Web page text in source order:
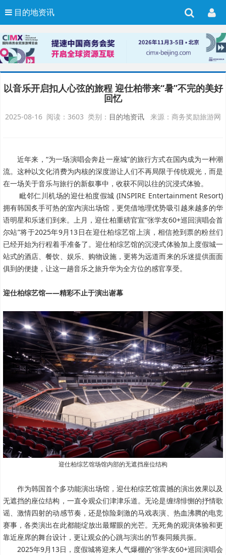
目的地资讯
以音乐开启扣人心弦的旅程 迎仕柏带来“暑”不完的美好
回忆
2025-08-16 阅读：3603 类别： 目的地资讯 来源：商务奖励旅游网
近年来，“为一场演唱会奔赴一座城”的旅行方式在国内成为一种潮
流。这种以文化消费为内核的深度游让人们不再局限于传统观光，而是
在一场关于音乐与旅行的新叙事中，收获不同以往的沉浸式体验。
毗邻仁川机场的迎仕柏度假城 (INSPIRE Entertainment Resort)
拥有韩国炙手可热的室内演出场馆，更凭借地理优势吸引越来越多的华
语明星和乐迷们到来。上月，迎仕柏重磅官宣“张学友60+巡回演唱会首
尔站”将于2025年9月13日在迎仕柏综艺馆上演，相信抢到票的粉丝们
已经开始为行程着手准备了。迎仕柏综艺馆的沉浸式体验加上度假城一
站式的酒店、餐饮、娱乐、购物设施，更将为远道而来的乐迷提供面面
俱到的便捷，让这一趟音乐之旅升华为全方位的感官享受。
迎仕柏综艺馆——精彩不止于演出谢幕
迎仕柏综艺馆场馆内部的无遮挡座位结构
作为韩国首个多功能演出场馆，迎仕柏综艺馆震撼的演出效果以及
无遮挡的座位结构，一直令观众们津津乐道。无论是缠绵悱恻的抒情歌
谣、激情四射的动感节奏，还是惊险刺激的马戏表演、热血沸腾的电竞
赛事，各类演出在此都能绽放出最耀眼的光芒。无死角的观演体验和更
靠近座席的舞台设计，更让观众的心跳与演出的节奏同频共振。
2025年9月13日，度假城将迎来人气爆棚的“张学友60+巡回演唱会